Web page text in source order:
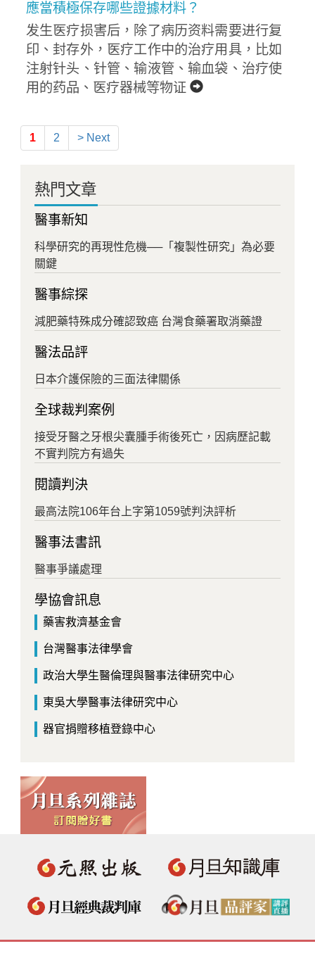
應當積極保存哪些證據材料？
发生医疗损害后，除了病历资料需要进行复
印、封存外，医疗工作中的治疗用具，比如
注射针头、针管、输液管、输血袋、治疗使
用的药品、医疗器械等物证
1 2 > Next
熱門文章
醫事新知
科學研究的再現性危機──「複製性研究」為必要
關鍵
醫事綜探
減肥藥特殊成分確認致癌 台灣食藥署取消藥證
醫法品評
日本介護保險的三面法律關係
全球裁判案例
接受牙醫之牙根尖囊腫手術後死亡，因病歷記載
不實判院方有過失
閱讀判決
最高法院106年台上字第1059號判決評析
醫事法書訊
醫事爭議處理
學協會訊息
藥害救濟基金會
台灣醫事法律學會
政治大學生醫倫理與醫事法律研究中心
東吳大學醫事法律研究中心
器官捐贈移植登錄中心